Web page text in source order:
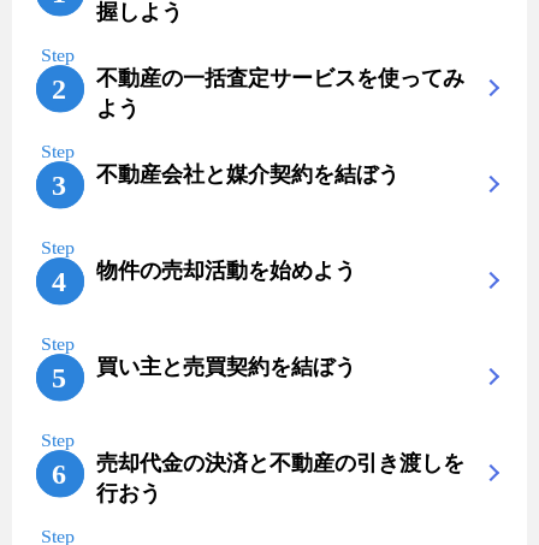
握しよう
不動産の一括査定サービスを使ってみ
よう
不動産会社と媒介契約を結ぼう
物件の売却活動を始めよう
買い主と売買契約を結ぼう
売却代金の決済と不動産の引き渡しを
行おう